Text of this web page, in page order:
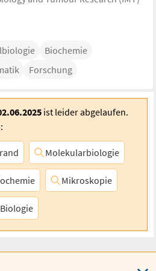
Biochemie
Forschung
ist leider abgelaufen.
Molekularbiologie
Mikroskopie
Biologie
Center Services (w/m/d)
Bayern...
€/Jahr (geschätzt)
Kostenmanagement
Neuro-Reha